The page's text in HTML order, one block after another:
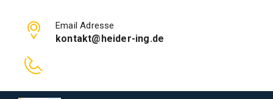
Email Adresse
kontakt@heider-ing.de